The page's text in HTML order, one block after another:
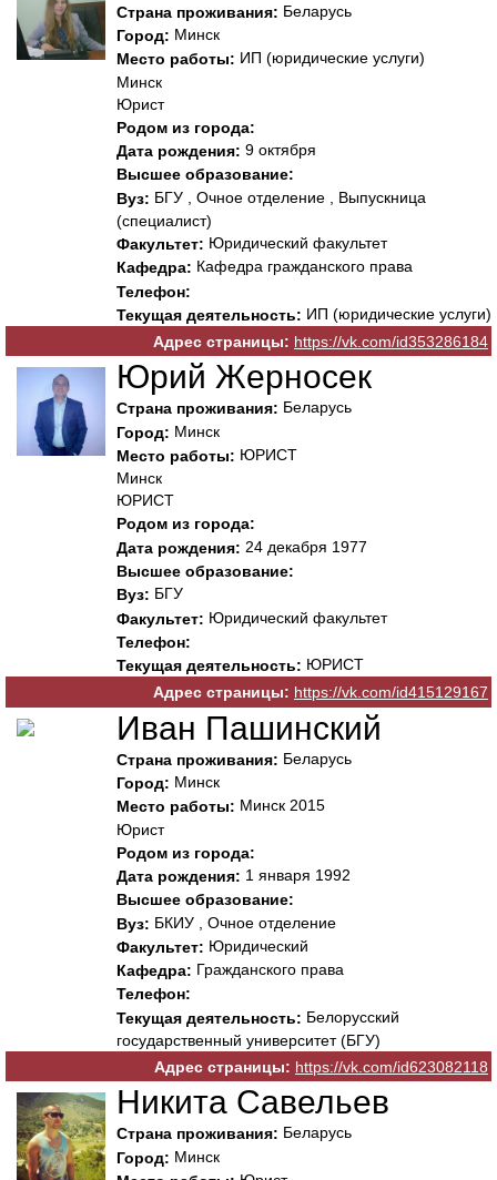
Страна проживания: Беларусь
Город: Минск
Место работы: ИП (юридические услуги)
Минск
Юрист
Родом из города:
Дата рождения: 9 октября
Высшее образование:
Вуз: БГУ , Очное отделение , Выпускница
(специалист)
Факультет: Юридический факультет
Кафедра: Кафедра гражданского права
Телефон:
Текущая деятельность: ИП (юридические услуги)
Адрес страницы: https://vk.com/id353286184
Юрий Жерносек
Страна проживания: Беларусь
Город: Минск
Место работы: ЮРИСТ
Минск
ЮРИСТ
Родом из города:
Дата рождения: 24 декабря 1977
Высшее образование:
Вуз: БГУ
Факультет: Юридический факультет
Телефон:
Текущая деятельность: ЮРИСТ
Адрес страницы: https://vk.com/id415129167
Иван Пашинский
Страна проживания: Беларусь
Город: Минск
Место работы: Минск 2015
Юрист
Родом из города:
Дата рождения: 1 января 1992
Высшее образование:
Вуз: БКИУ , Очное отделение
Факультет: Юридический
Кафедра: Гражданского права
Телефон:
Текущая деятельность: Белорусский
государственный университет (БГУ)
Адрес страницы: https://vk.com/id623082118
Никита Савельев
Страна проживания: Беларусь
Город: Минск